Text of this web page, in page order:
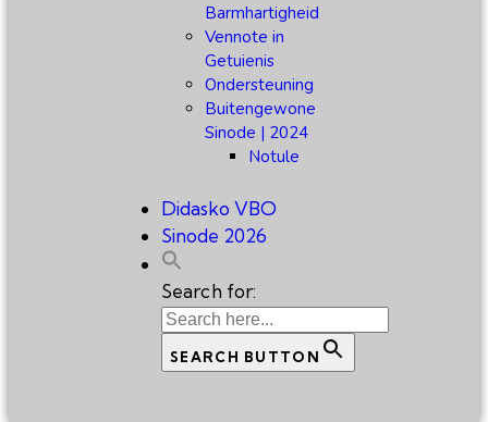
Barmhartigheid
Vennote in
Getuienis
Ondersteuning
Buitengewone
Sinode | 2024
Notule
Didasko VBO
Sinode 2026
Search for:
SEARCH BUTTON